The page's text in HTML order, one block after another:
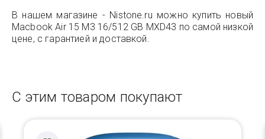
В нашем магазине - Nistone.ru можно купить новый
Macbook Air 15 M3 16/512 GB MXD43 по самой низкой
цене, с гарантией и доставкой.
С этим товаром покупают